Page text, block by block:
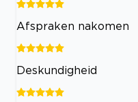
Afspraken nakomen
Deskundigheid